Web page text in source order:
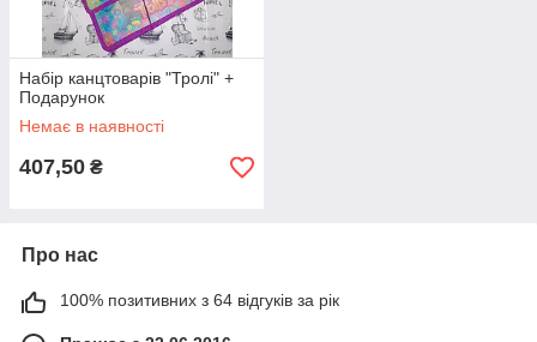
Набір канцтоварів "Тролі" +
Подарунок
Немає в наявності
407,50 ₴
Про нас
100% позитивних з 64 відгуків за рік